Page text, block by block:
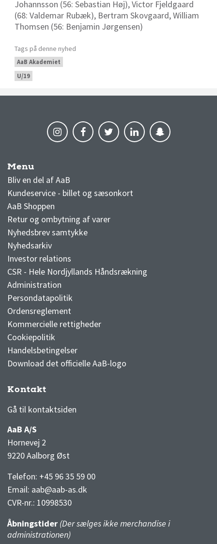
Johannsson (56: Sebastian Høj), Victor Fjeldgaard
(68: Valdemar Rubæk), Bertram Skovgaard, William
Thomsen (56: Benjamin Jørgensen)
Tags på denne nyhed
AaB Akademiet
U/19
Menu
Bliv en del af AaB
Kundeservice - billet og sæsonkort
AaB Shoppen
Retur og ombytning af varer
Nyhedsbrev samtykke
Nyhedsarkiv
Investor relations
CSR - Hele Nordjyllands Håndsrækning
Administration
Persondatapolitik
Ordensreglement
Kommercielle rettigheder
Cookiepolitik
Handelsbetingelser
Download det officielle AaB-logo
Kontakt
Gå til kontaktsiden
AaB A/S
Hornevej 2
9220 Aalborg Øst
Telefon: +45 96 35 59 00
Email: aab@aab-as.dk
CVR-nr.: 10998530
Åbningstider (Der sælges ikke merchandise i
administrationen)